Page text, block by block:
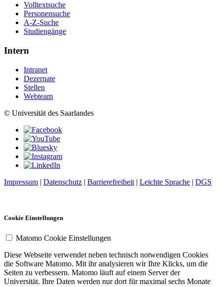
Volltextsuche
Personensuche
A-Z-Suche
Studiengänge
Intern
Intranet
Dezernate
Stellen
Webteam
© Universität des Saarlandes
Impressum | Datenschutz | Barrierefreiheit | Leichte Sprache | DGS
Cookie Einstellungen
Matomo Cookie Einstellungen
Diese Webseite verwendet neben technisch notwendigen Cookies
die Software Matomo. Mit ihr analysieren wir Ihre Klicks, um die
Seiten zu verbessern. Matomo läuft auf einem Server der
Universität. Ihre Daten werden nur dort für maximal sechs Monate